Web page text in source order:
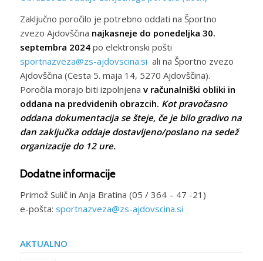
Zaključno poročilo je potrebno oddati na Športno
zvezo Ajdovščina najkasneje do ponedeljka 30.
septembra 2024po elektronski pošti
sportnazveza@zs-ajdovscina.si ali na Športno zvezo
Ajdovščina (Cesta 5. maja 14, 5270 Ajdovščina).
Poročila morajo biti izpolnjena v računalniški obliki in
oddana na predvidenih obrazcih. Kot pravočasno
oddana dokumentacija se šteje, če je bilo gradivo na
dan zaključka oddaje dostavljeno/poslano na sedež
organizacije do 12 ure.
Dodatne informacije
Primož Sulič in Anja Bratina (05 / 364 – 47 -21)
e-pošta: sportnazveza@zs-ajdovscina.si
AKTUALNO